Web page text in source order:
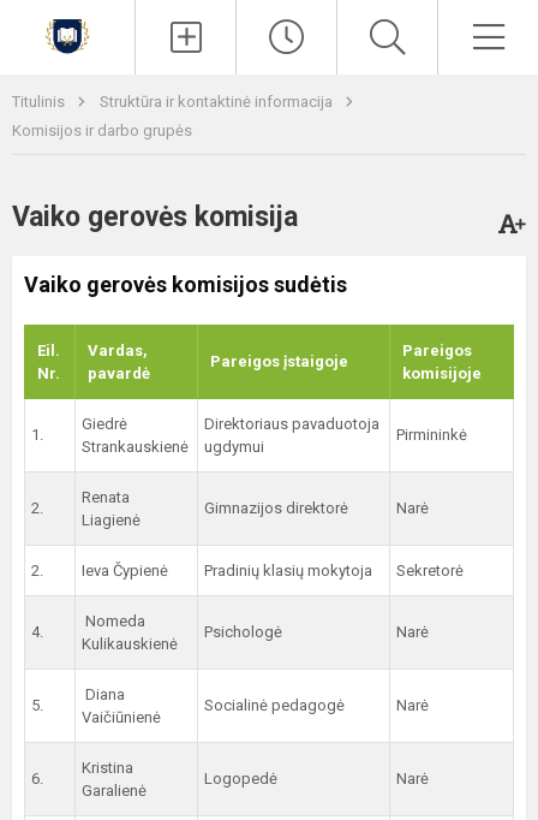
Titulinis
Struktūra ir kontaktinė informacija
Komisijos ir darbo grupės
Vaiko gerovės komisija
Vaiko gerovės komisijos sudėtis
Eil.
Nr.
Vardas,
pavardė
Pareigos įstaigoje
Pareigos
komisijoje
1.
Giedrė
Strankauskienė
Direktoriaus pavaduotoja
ugdymui
Pirmininkė
2.
Renata
Liagienė
Gimnazijos direktorė Narė
2. Ieva Čypienė Pradinių klasių mokytoja Sekretorė
4.
Nomeda
Kulikauskienė
Psichologė Narė
5.
Diana
Vaičiūnienė
Socialinė pedagogė Narė
6.
Kristina
Garalienė
Logopedė Narė